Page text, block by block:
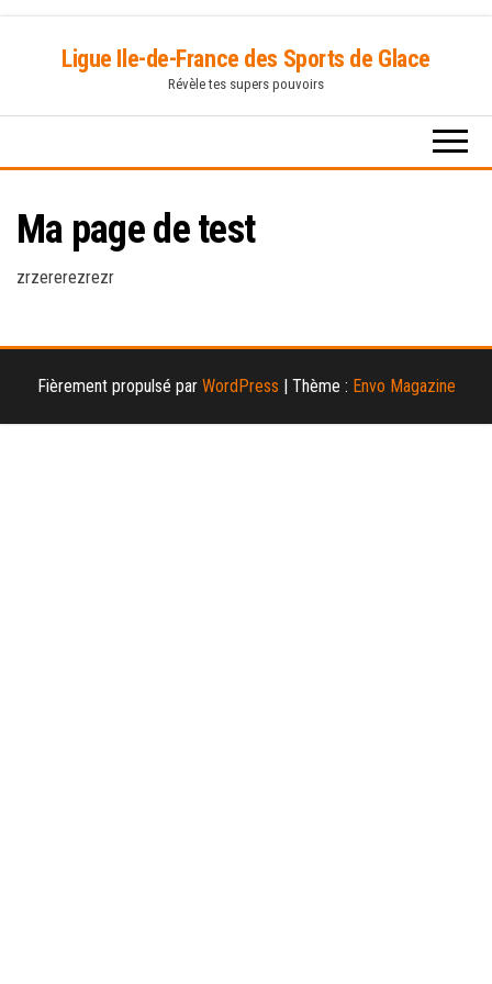
content
Ligue Ile-de-France des Sports de Glace
Révèle tes supers pouvoirs
Ma page de test
zrzererezrezr
Fièrement propulsé par WordPress | Thème : Envo Magazine